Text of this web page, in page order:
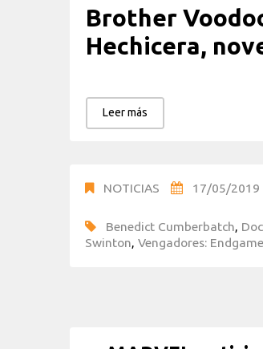
Brother
Hechicera,
Leer más
NOTICIAS 17/05/2019
Benedict Cumberbatch
Swinton Vengadores: Endgame